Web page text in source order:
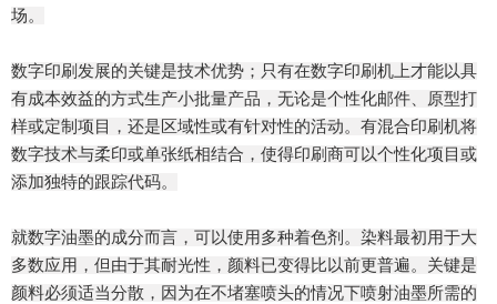
场。
数字印刷发展的关键是技术优势；只有在数字印刷机上才能以具
有成本效益的方式生产小批量产品，无论是个性化邮件、原型打
样或定制项目，还是区域性或有针对性的活动。有混合印刷机将
数字技术与柔印或单张纸相结合，使得印刷商可以个性化项目或
添加独特的跟踪代码。
就数字油墨的成分而言，可以使用多种着色剂。染料最初用于大
多数应用，但由于其耐光性，颜料已变得比以前更普遍。关键是
颜料必须适当分散，因为在不堵塞喷头的情况下喷射油墨所需的